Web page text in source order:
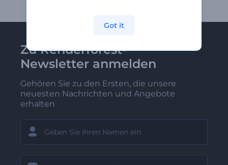
Zu Renderforest-
Newsletter anmelden
Gehören Sie zu den Ersten, die unsere
neuesten Nachrichten und Angebote
erhalten
Got it